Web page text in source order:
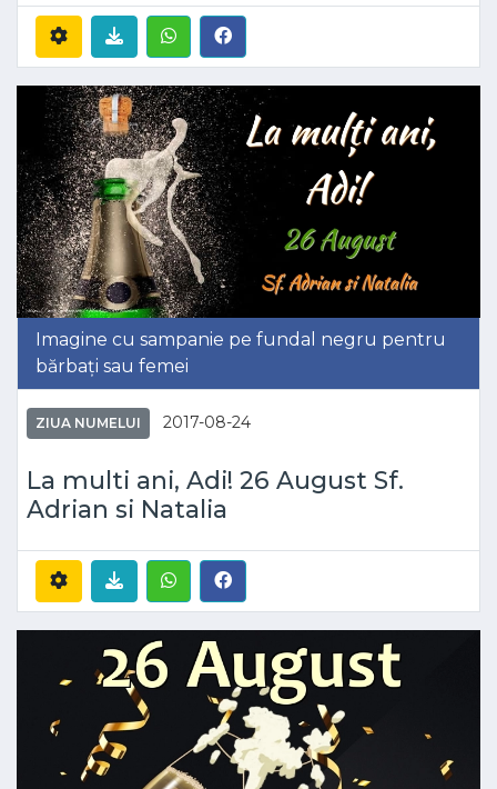
Imagine cu sampanie pe fundal negru pentru
bărbați sau femei
ZIUA NUMELUI 2017-08-24
La multi ani, Adi! 26 August Sf.
Adrian si Natalia